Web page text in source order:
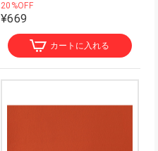
20%OFF
¥669
カートに入れる